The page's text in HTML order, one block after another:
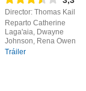
Director: Thomas Kail
Reparto Catherine
Laga'aia, Dwayne
Johnson, Rena Owen
Tráiler